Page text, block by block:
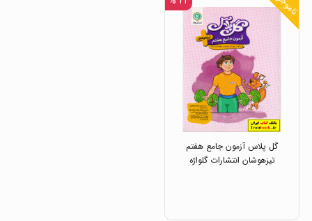
گل پلاس آزمون جامع هفتم
تیزهوشان انتشارات گلواژه